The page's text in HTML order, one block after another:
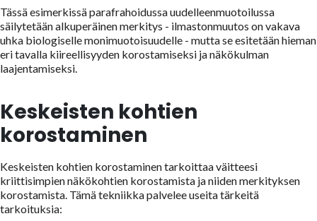
Tässä esimerkissä parafrahoidussa uudelleenmuotoilussa
säilytetään alkuperäinen merkitys - ilmastonmuutos on vakava
uhka biologiselle monimuotoisuudelle - mutta se esitetään hieman
eri tavalla kiireellisyyden korostamiseksi ja näkökulman
laajentamiseksi.
Keskeisten kohtien
korostaminen
Keskeisten kohtien korostaminen tarkoittaa väitteesi
kriittisimpien näkökohtien korostamista ja niiden merkityksen
korostamista. Tämä tekniikka palvelee useita tärkeitä
tarkoituksia: